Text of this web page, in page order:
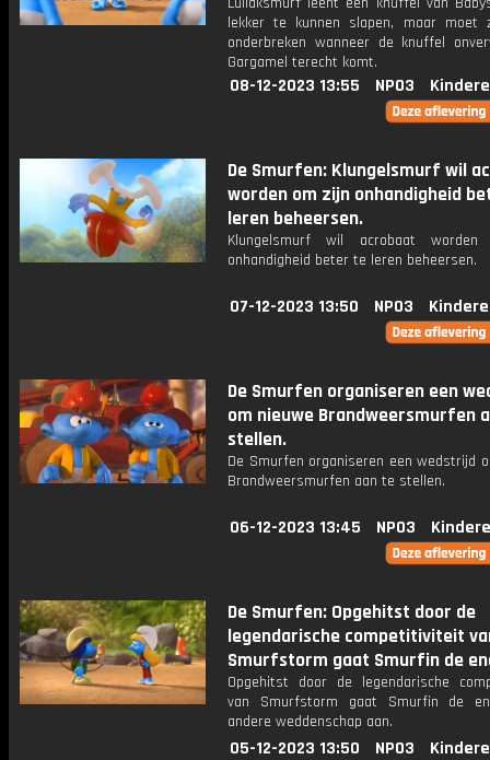
lekker te kunnen slapen, maar moet
onderbreken wanneer de knuffel
Gargamel terecht komt.
08-12-2023 13:55 NPO3
De Smurfen: Klungelsmurf wil
worden om zijn onhandigheid
leren beheersen.
Klungelsmurf wil acrobaat
onhandigheid beter te leren beheersen.
07-12-2023 13:50 NPO3
De Smurfen organiseren een
om nieuwe Brandweersmurfen
stellen.
De Smurfen organiseren een wedstrijd
Brandweersmurfen aan te stellen.
06-12-2023 13:45 NPO3
De Smurfen: Opgehitst door de
legendarische competitiviteit
Smurfstorm gaat Smurfin de
Opgehitst door de legendarische
van Smurfstorm gaat Smurfin de
andere weddenschap aan.
05-12-2023 13:50 NPO3